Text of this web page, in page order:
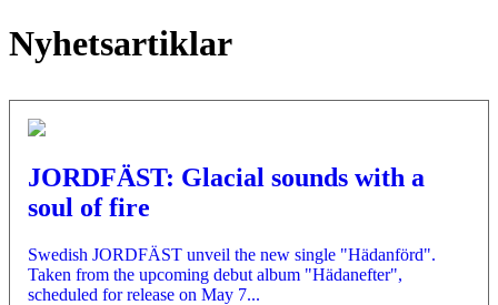
Nyhetsartiklar
JORDFÄST: Glacial sounds with a
soul of fire
Swedish JORDFÄST unveil the new single "Hädanförd".
Taken from the upcoming debut album "Hädanefter",
scheduled for release on May 7...